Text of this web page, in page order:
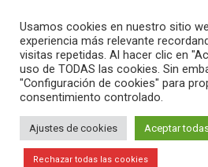
search
Usamos cookies en nuestro sitio
experiencia más relevante
visitas repetidas. Al hacer clic en
uso de TODAS las cookies. Sin
"Configuración de cookies" para
consentimiento controlado.
Ajustes de cookies Aceptar
Rechazar todas las cookies